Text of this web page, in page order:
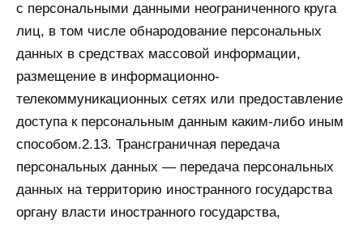
с персональными данными неограниченного круга
лиц, в том числе обнародование персональных
данных в средствах массовой информации,
размещение в информационно-
телекоммуникационных сетях или предоставление
доступа к персональным данным каким-либо иным
способом.2.13. Трансграничная передача
персональных данных — передача персональных
данных на территорию иностранного государства
органу власти иностранного государства,